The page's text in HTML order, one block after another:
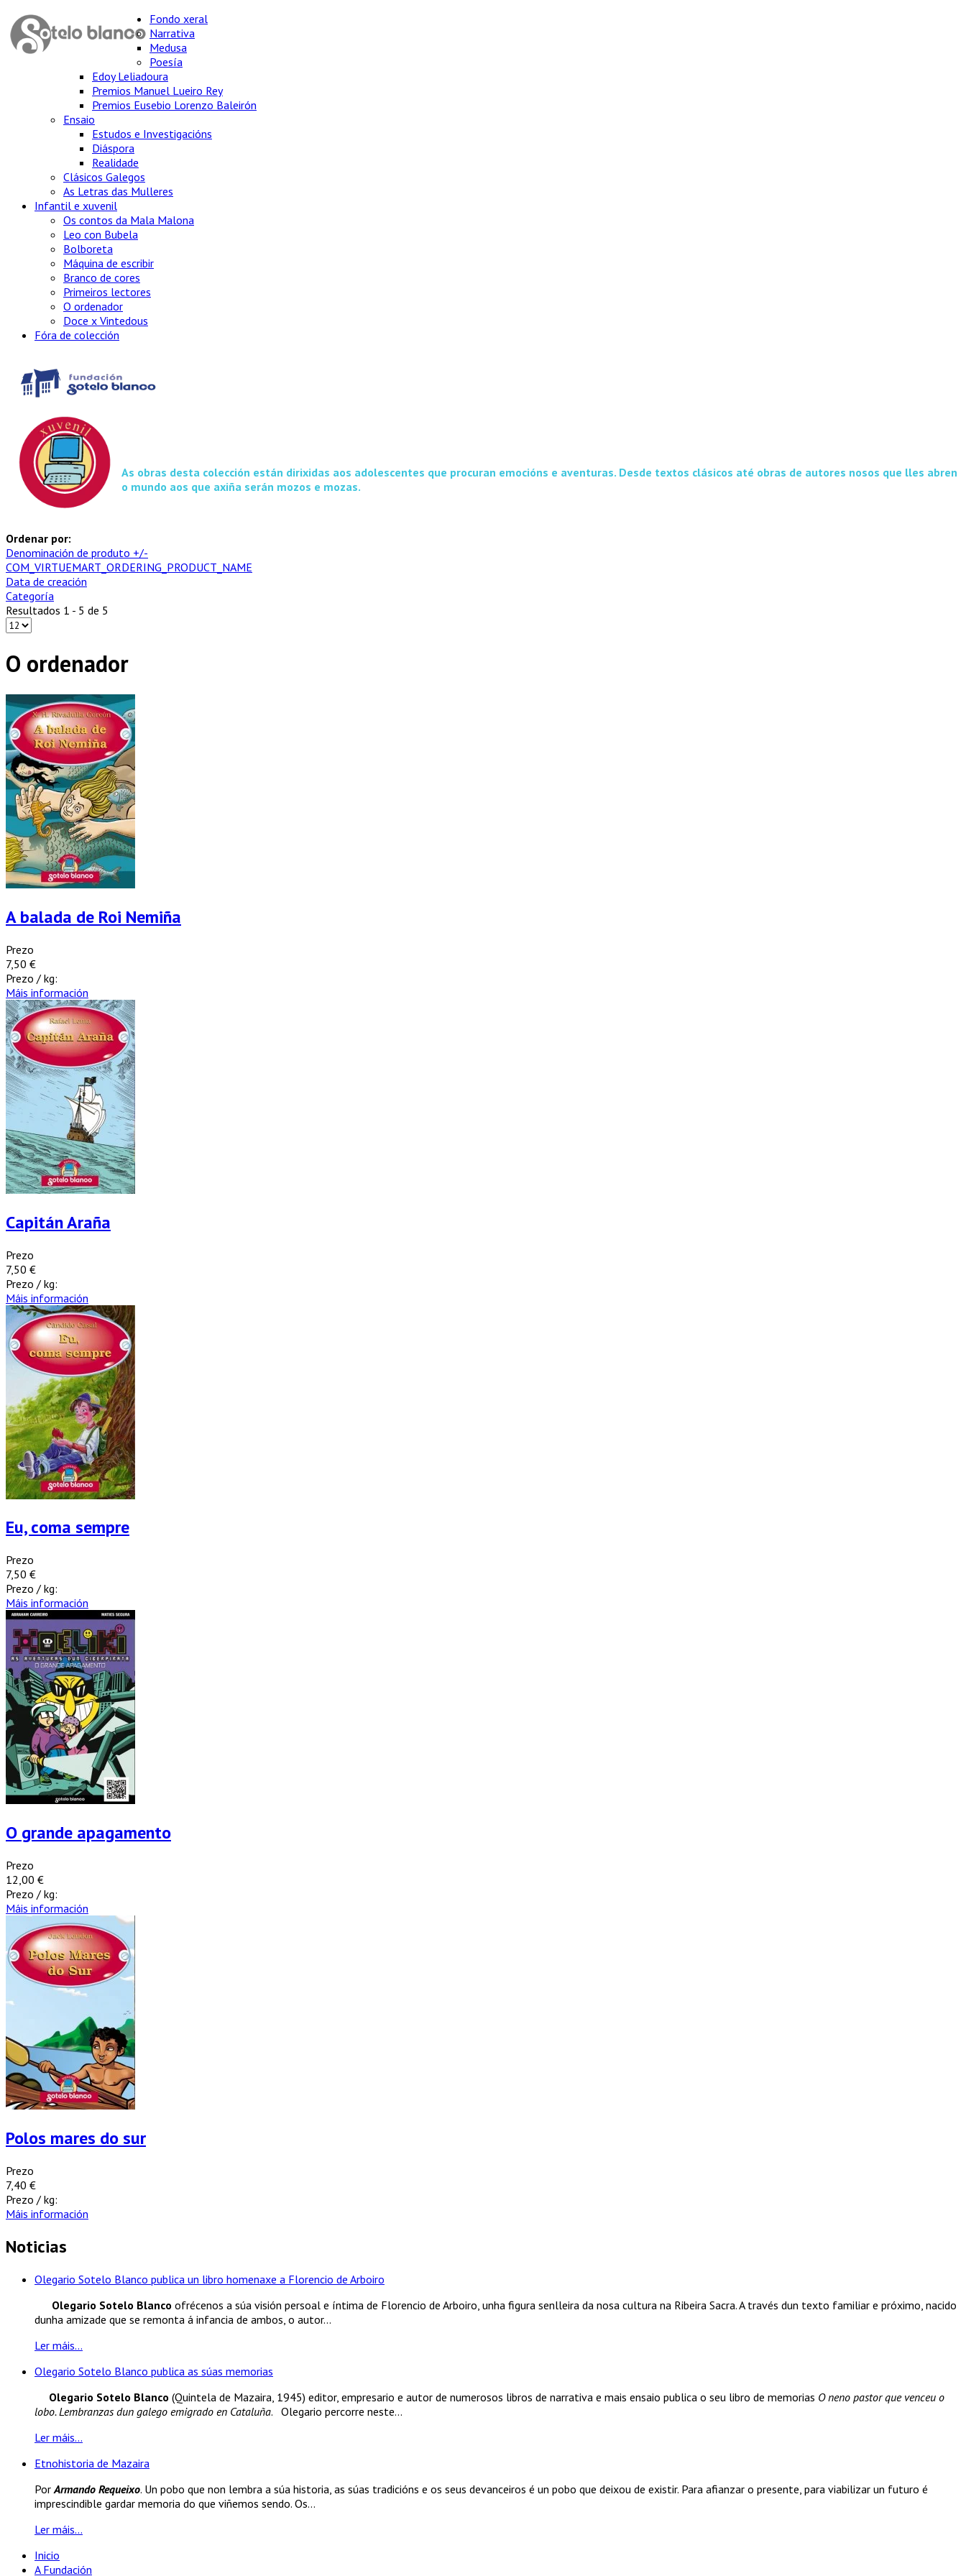
Fondo xeral
Narrativa
Medusa
Poesía
Edoy Leliadoura
Premios Manuel Lueiro Rey
Premios Eusebio Lorenzo Baleirón
Ensaio
Estudos e Investigacións
Diáspora
Realidade
Clásicos Galegos
As Letras das Mulleres
Infantil e xuvenil
Os contos da Mala Malona
Leo con Bubela
Bolboreta
Máquina de escribir
Branco de cores
Primeiros lectores
O ordenador
Doce x Vintedous
Fóra de colección
As obras desta colección están dirixidas aos adolescentes que procuran emocións e aventuras. Desde textos clásicos até obras de autores nosos que lles abren
o mundo aos que axiña serán mozos e mozas.
Ordenar por:
Denominación de produto +/-
COM_VIRTUEMART_ORDERING_PRODUCT_NAME
Data de creación
Categoría
Resultados 1 - 5 de 5
O ordenador
A balada de Roi Nemiña
Prezo
7,50 €
Prezo / kg:
Máis información
Capitán Araña
Prezo
7,50 €
Prezo / kg:
Máis información
Eu, coma sempre
Prezo
7,50 €
Prezo / kg:
Máis información
O grande apagamento
Prezo
12,00 €
Prezo / kg:
Máis información
Polos mares do sur
Prezo
7,40 €
Prezo / kg:
Máis información
Noticias
Olegario Sotelo Blanco publica un libro homenaxe a Florencio de Arboiro
Olegario Sotelo Blanco ofrécenos a súa visión persoal e íntima de Florencio de Arboiro, unha figura senlleira da nosa cultura na Ribeira Sacra. A través dun texto familiar e próximo, nacido
dunha amizade que se remonta á infancia de ambos, o autor...
Ler máis...
Olegario Sotelo Blanco publica as súas memorias
Olegario Sotelo Blanco (Quintela de Mazaira, 1945) editor, empresario e autor de numerosos libros de narrativa e mais ensaio publica o seu libro de memorias O neno pastor que venceu o
lobo. Lembranzas dun galego emigrado en Cataluña. Olegario percorre neste...
Ler máis...
Etnohistoria de Mazaira
Por Armando Requeixo. Un pobo que non lembra a súa historia, as súas tradicións e os seus devanceiros é un pobo que deixou de existir. Para afianzar o presente, para viabilizar un futuro é
imprescindible gardar memoria do que viñemos sendo. Os...
Ler máis...
Inicio
A Fundación